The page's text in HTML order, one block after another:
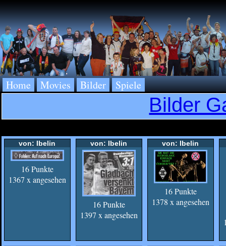
Home Movies Bilder Spiele
Bilder
von: Ibelin
16 Punkte
1367 x angesehen
von: Ibelin
16 Punkte
1397 x angesehen
von: Ibelin
16 Punkte
1378 x angesehen